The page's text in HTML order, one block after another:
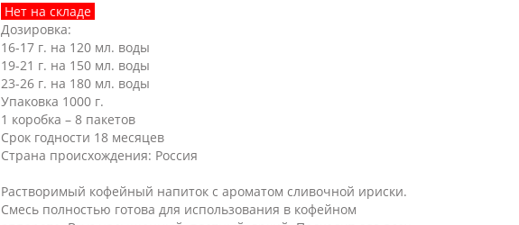
Нет на складе
Дозировка:
16-17 г. на 120 мл. воды
19-21 г. на 150 мл. воды
23-26 г. на 180 мл. воды
Упаковка 1000 г.
1 коробка – 8 пакетов
Срок годности 18 месяцев
​Страна происхождения: Россия
Растворимый кофейный напиток с ароматом сливочной ириски.
Смесь полностью готова для использования в кофейном